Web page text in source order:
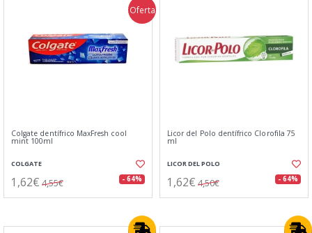
Oferta
Colgate dentífrico MaxFresh cool
mint 100ml
COLGATE
1,62€ 4,55€ - 64%
Licor del Polo dentífrico Clorofila 75
ml
LICOR DEL POLO
1,62€ 4,50€ - 64%